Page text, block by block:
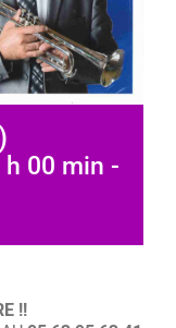
h 00 min -
!!